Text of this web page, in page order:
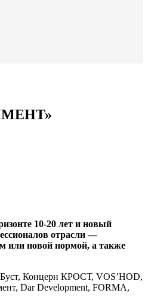
10-20 лет и новый
отрасли —
или новой нормой, а также
Концерн КРОСТ, VOS’HOD,
Dar Development, FORMA,